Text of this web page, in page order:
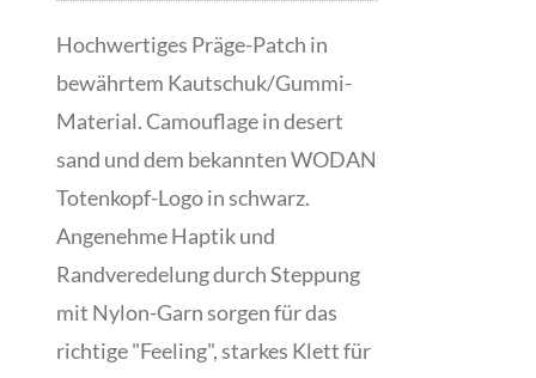
Hochwertiges Präge-Patch in
bewährtem Kautschuk/Gummi-
Material. Camouflage in desert
sand und dem bekannten WODAN
Totenkopf-Logo in schwarz.
Angenehme Haptik und
Randveredelung durch Steppung
mit Nylon-Garn sorgen für das
richtige "Feeling", starkes Klett für